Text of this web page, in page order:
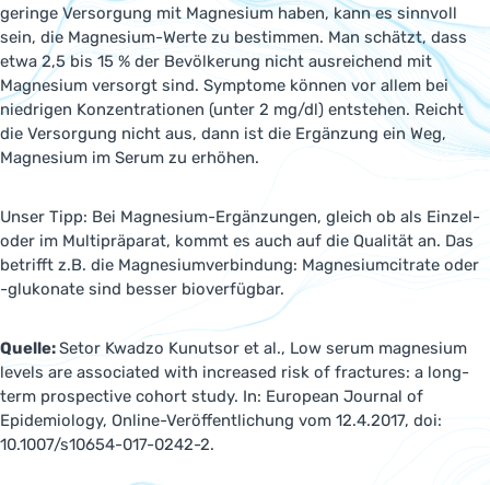
geringe Versorgung mit Magnesium haben, kann es sinnvoll
sein, die Magnesium-Werte zu bestimmen. Man schätzt, dass
etwa 2,5 bis 15 % der Bevölkerung nicht ausreichend mit
Magnesium versorgt sind. Symptome können vor allem bei
niedrigen Konzentrationen (unter 2 mg/dl) entstehen. Reicht
die Versorgung nicht aus, dann ist die Ergänzung ein Weg,
Magnesium im Serum zu erhöhen.
Unser Tipp: Bei Magnesium-Ergänzungen, gleich ob als Einzel-
oder im Multipräparat, kommt es auch auf die Qualität an. Das
betrifft z.B. die Magnesiumverbindung: Magnesiumcitrate oder
-glukonate sind besser bioverfügbar.
Quelle:Setor Kwadzo Kunutsor et al., Low serum magnesium
levels are associated with increased risk of fractures: a long-
term prospective cohort study. In: European Journal of
Epidemiology, Online-Veröffentlichung vom 12.4.2017, doi:
10.1007/s10654-017-0242-2.